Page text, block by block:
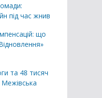
під час жнив
що
та 48 тисяч
Межівська